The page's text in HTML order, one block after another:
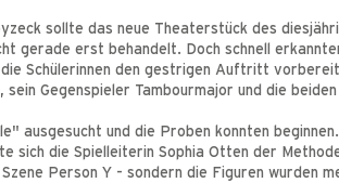
sollte das neue Theaterstück des
gerade erst behandelt. Doch schnell
Schülerinnen den gestrigen Auftritt
Gegenspieler Tambourmajor und die
ausgesucht und die Proben konnten
sich die Spielleiterin Sophia Otten der
Person Y - sondern die Figuren wurden